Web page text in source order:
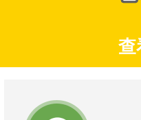
子活动，到大型训练，
秉承精品服务理念，我
惠，不定期免费体验各式
金轴教育致力于为广大
查